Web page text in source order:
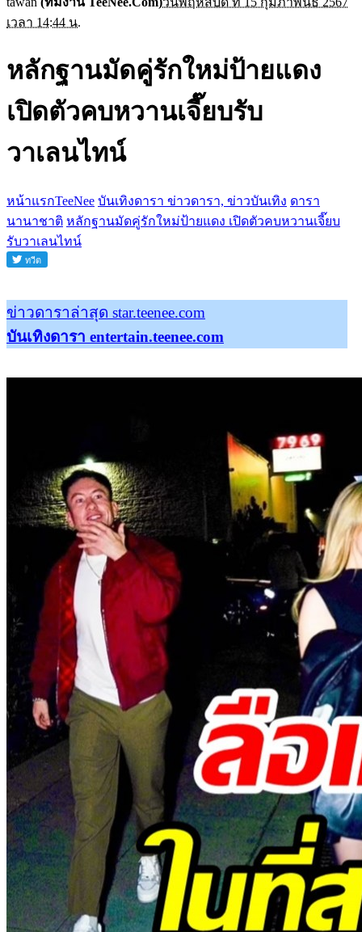
เวลา 14:44 น.
หลักฐานมัดคู่รักใหม่ป้ายแดง
เปิดตัวคบหวานเจี๊ยบรับ
วาเลนไทน์
หน้าแรกTeeNee บันเทิงดารา ข่าวดารา, ข่าวบันเทิง ดารา
นานาชาติ หลักฐานมัดคู่รักใหม่ป้ายแดง เปิดตัวคบหวานเจี๊ยบ
รับวาเลนไทน์
ข่าวดาราล่าสุด star.teenee.com
บันเทิงดารา entertain.teenee.com